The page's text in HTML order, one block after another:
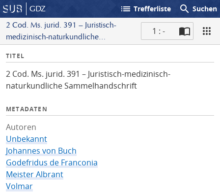
GDZ list Trefferliste search Suchen
2 Cod. Ms. jurid. 391 – Juristisch-
medizinisch-naturkundliche
1 : -
I
f
o
TITEL
2 Cod. Ms. jurid. 391 – Juristisch-medizinisch-
naturkundliche Sammelhandschrift
METADATEN
Autoren
Unbekannt
Johannes von Buch
Godefridus de Franconia
Meister Albrant
Volmar